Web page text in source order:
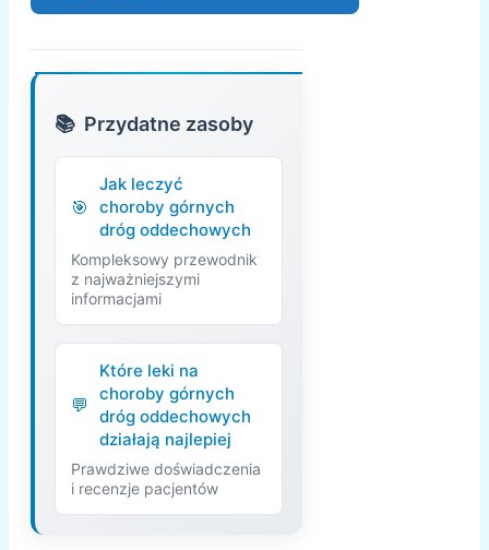
Przydatne zasoby
Jak leczyć
choroby górnych
dróg oddechowych
Kompleksowy przewodnik
z najważniejszymi
informacjami
Które leki na
choroby górnych
dróg oddechowych
działają najlepiej
Prawdziwe doświadczenia
i recenzje pacjentów